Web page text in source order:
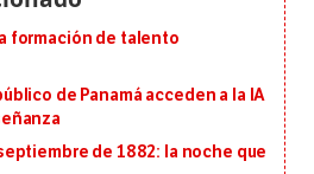
formación de talento
de Panamá acceden a la IA
de 1882: la noche que